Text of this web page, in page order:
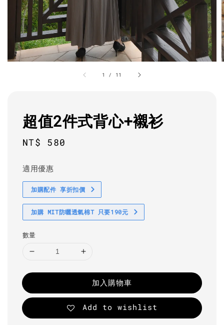
1 / 11
超值2件式背心+襯衫
Regular
NT$ 580
適用優惠
加購配件 享折扣價
加購 MIT防曬透氣棉T 只要190元
數量
加入購物車
Add to wishlist